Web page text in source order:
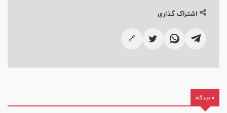
اشتراک گذاری
🔗
0 دیدگاه